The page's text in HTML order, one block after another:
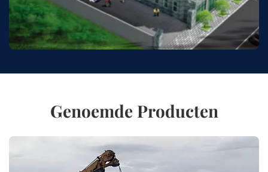
Genoemde Producten